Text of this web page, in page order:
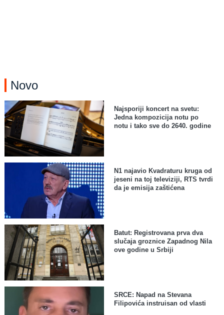
Novo
Najsporiji koncert na svetu:
Jedna kompozicija notu po
notu i tako sve do 2640. godine
N1 najavio Kvadraturu kruga od
jeseni na toj televiziji, RTS tvrdi
da je emisija zaštićena
Batut: Registrovana prva dva
slučaja groznice Zapadnog Nila
ove godine u Srbiji
SRCE: Napad na Stevana
Filipovića instruisan od vlasti